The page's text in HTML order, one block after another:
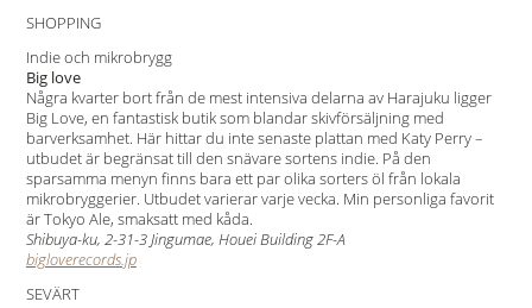
SHOPPING
Indie och mikrobrygg
Big love
Några kvarter bort från de mest intensiva delarna av Harajuku ligger
Big Love, en fantastisk butik som blandar skivförsäljning med
barverksamhet. Här hittar du inte senaste plattan med Katy Perry –
utbudet är begränsat till den snävare sortens indie. På den
sparsamma menyn finns bara ett par olika sorters öl från lokala
mikrobryggerier. Utbudet varierar varje vecka. Min personliga favorit
är Tokyo Ale, smaksatt med kåda.
Shibuya-ku, 2-31-3 Jingumae, Houei Building 2F-A
bigloverecords.jp
SEVÄRT